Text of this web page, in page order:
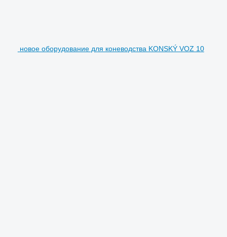
новое оборудование для коневодства KONSKÝ VOZ 10